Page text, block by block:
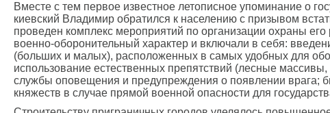
Вместе с тем первое известное летописное упоминание о
киевский Владимир обратился к населению с призывом
проведен комплекс мероприятий по организации охраны
военно-оборонительный характер и включали в себя:
(больших и малых), расположенных в самых удобных для
использование естественных препятствий (лесные
службы оповещения и предупреждения о появлении врага;
княжеств в случае прямой военной опасности для